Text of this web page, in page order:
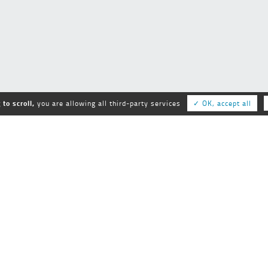
to scroll, you are allowing all third-party services ✓ OK, accept all